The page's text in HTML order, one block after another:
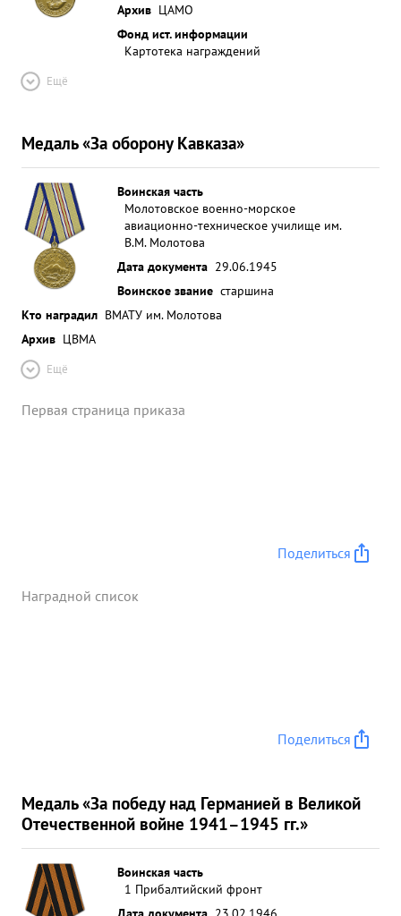
Архив ЦАМО
Фонд ист. информации
Картотека награждений
Ещё
Медаль «За оборону Кавказа»
Воинская часть
Молотовское военно-морское
авиационно-техническое училище им.
В.М. Молотова
Дата документа 29.06.1945
Воинское звание старшина
Кто наградил ВМАТУ им. Молотова
Архив ЦВМА
Ещё
Первая страница приказа
Поделиться
Наградной список
Поделиться
Медаль «За победу над Германией в Великой
Отечественной войне 1941–1945 гг.»
Воинская часть
1 Прибалтийский фронт